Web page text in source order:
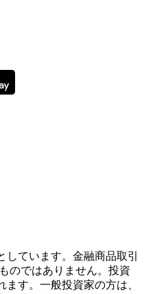
ています。金融商品取引
のではありません。投資
す。一般投資家の方は、